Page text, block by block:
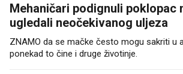
Mehaničari podignuli poklopac
ugledali neočekivanog uljeza
ZNAMO da se mačke često mogu sakriti u
ponekad to čine i druge životinje.